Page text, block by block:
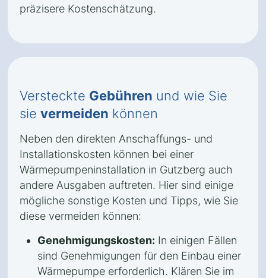
präzisere Kostenschätzung.
Versteckte Gebühren und wie Sie
sie vermeiden können
Neben den direkten Anschaffungs- und
Installationskosten können bei einer
Wärmepumpeninstallation in Gutzberg auch
andere Ausgaben auftreten. Hier sind einige
mögliche sonstige Kosten und Tipps, wie Sie
diese vermeiden können:
Genehmigungskosten: In einigen Fällen
sind Genehmigungen für den Einbau einer
Wärmepumpe erforderlich. Klären Sie im